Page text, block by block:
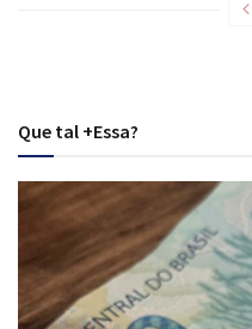
Que tal +Essa?